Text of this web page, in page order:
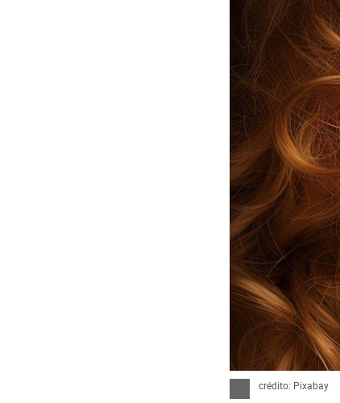
crédito: Pixabay